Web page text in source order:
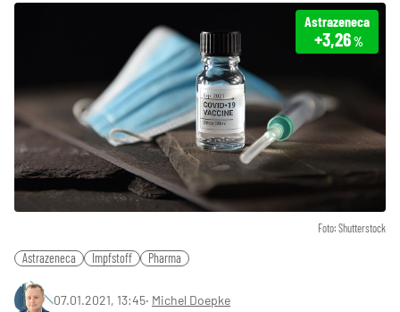
Foto: Shutterstock
Astrazeneca
+3,26%
Astrazeneca Impfstoff Pharma
07.01.2021, 13:45‧ Michel Doepke